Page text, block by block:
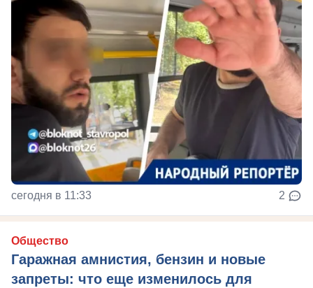
сегодня в 11:33 2
Общество
Гаражная амнистия, бензин и новые
запреты: что еще изменилось для